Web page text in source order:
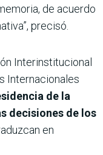
de acuerdo
precisó.
Interinstitucional
Internacionales
de la
decisiones de los
en